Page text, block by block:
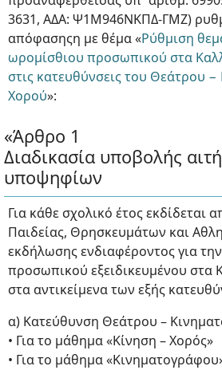
3631, ΑΔΑ: Ψ1Μ946ΝΚΠΔ-ΓΜΖ)
απόφασηςη με θέμα «Ρύθμιση
ωρομίσθιου προσωπικού στα
στις κατευθύνσεις του Θεάτρου
Χορού»:
«Άρθρο 1
Διαδικασία υποβολής
υποψηφίων
Για κάθε σχολικό έτος εκδίδεται
Παιδείας, Θρησκευμάτων και
εκδήλωσης ενδιαφέροντος για
προσωπικού εξειδικευμένου στα
στα αντικείμενα των εξής
α) Κατεύθυνση Θεάτρου –
• Για το μάθημα «Κίνηση – Χορός»
• Για το μάθημα